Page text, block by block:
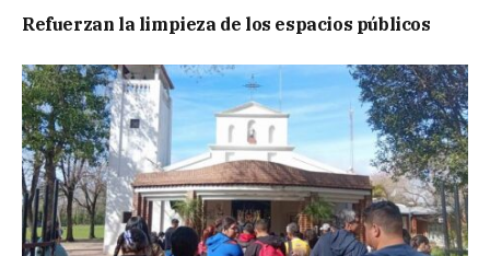
Refuerzan la limpieza de los espacios públicos